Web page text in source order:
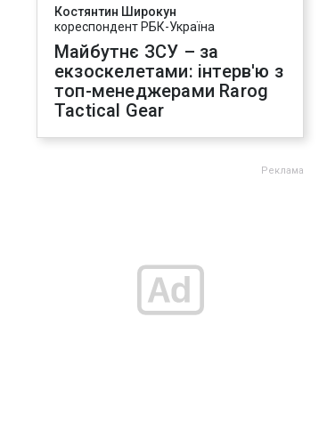
Костянтин Широкун
кореспондент РБК-Україна
Майбутнє ЗСУ – за
екзоскелетами: інтерв'ю з
топ-менеджерами Rarog
Tactical Gear